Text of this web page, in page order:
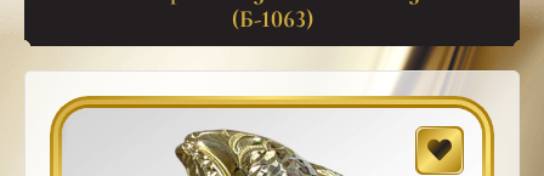
(Б-1063)